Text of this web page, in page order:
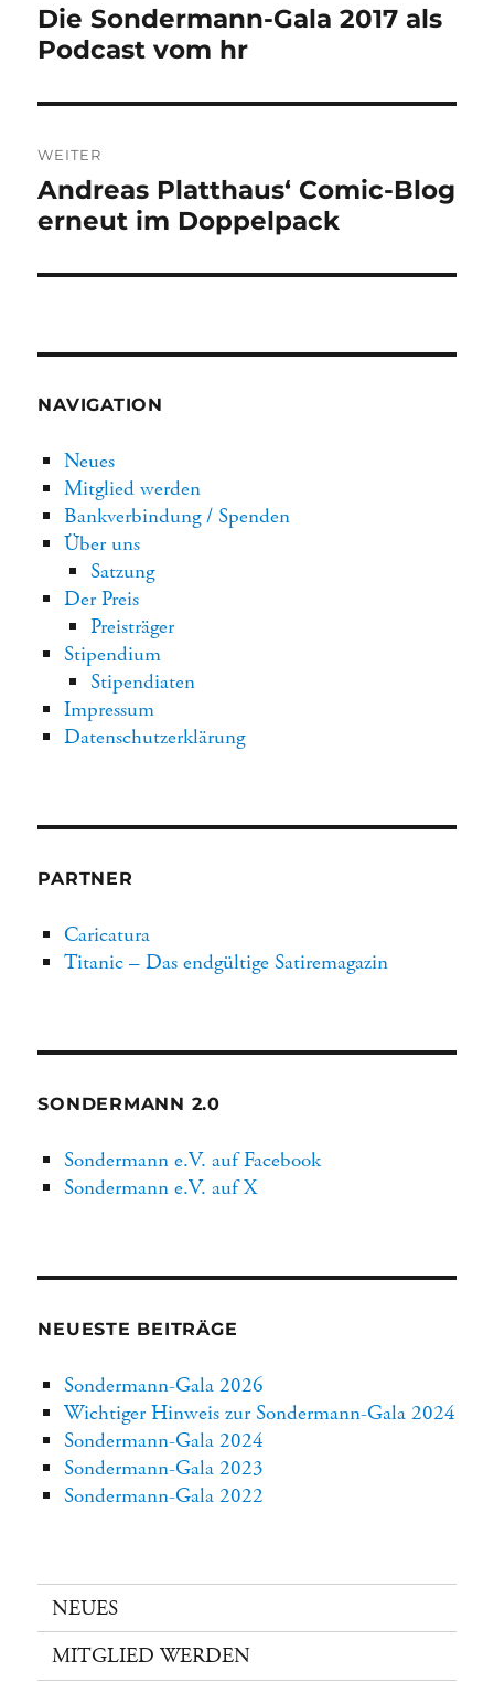
Vorheriger
Beitrag:
Die Sondermann-Gala 2017 als
Podcast vom hr
WEITER
Nächster
Beitrag:
Andreas Platthaus‘ Comic-Blog
erneut im Doppelpack
NAVIGATION
Neues
Mitglied werden
Bankverbindung / Spenden
Über uns
Satzung
Der Preis
Preisträger
Stipendium
Stipendiaten
Impressum
Datenschutzerklärung
PARTNER
Caricatura
Titanic – Das endgültige Satiremagazin
SONDERMANN 2.0
Sondermann e.V. auf Facebook
Sondermann e.V. auf X
NEUESTE BEITRÄGE
Sondermann-Gala 2026
Wichtiger Hinweis zur Sondermann-Gala 2024
Sondermann-Gala 2024
Sondermann-Gala 2023
Sondermann-Gala 2022
NEUES
MITGLIED WERDEN